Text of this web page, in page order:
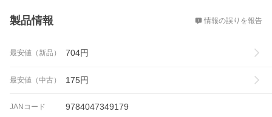
製品情報 情報の誤りを報告
最安値（新品） 704円
最安値（中古） 175円
JANコード 9784047349179